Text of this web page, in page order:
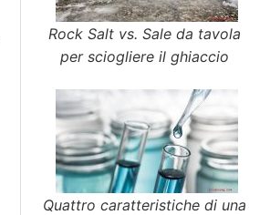
Rock Salt vs. Sale da tavola
per sciogliere il ghiaccio
Quattro caratteristiche di una